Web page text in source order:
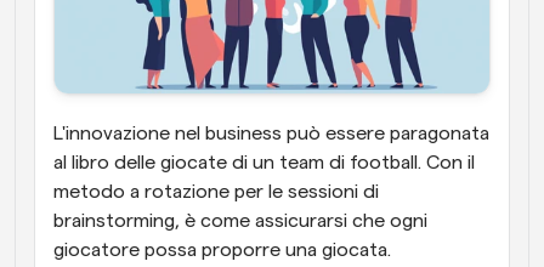
L'innovazione nel business può essere paragonata
al libro delle giocate di un team di football. Con il
metodo a rotazione per le sessioni di
brainstorming, è come assicurarsi che ogni
giocatore possa proporre una giocata.